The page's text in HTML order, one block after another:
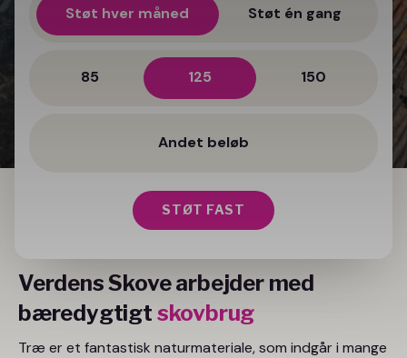
Støt hver måned Støt én gang
85 125 150
STØT FAST
Verdens Skove arbejder med
bæredygtigt skovbrug
Træ er et fantastisk naturmateriale, som indgår i mange